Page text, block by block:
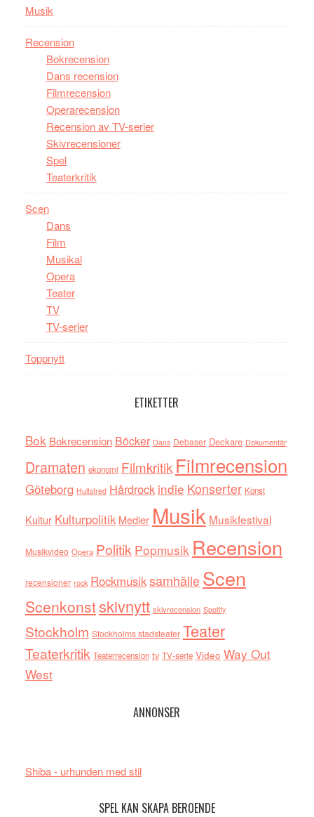
Musik
Recension
Bokrecension
Dans recension
Filmrecension
Operarecension
Recension av TV-serier
Skivrecensioner
Spel
Teaterkritik
Scen
Dans
Film
Musikal
Opera
Teater
TV
TV-serier
Toppnytt
ETIKETTER
Bok Bokrecension Böcker Dans Debaser Deckare Dokumentär
Dramaten ekonomi Filmkritik Filmrecension
Göteborg Hultsfred Hårdrock indie Konserter Konst
Kultur Kulturpolitik Medier Musik Musikfestival
Musikvideo Opera Politik Popmusik Recension
recensioner rock RockmusiksamhälleScen
Scenkonstskivnytt skivrecension Spotify
Stockholm Stockholms stadsteater Teater
Teaterkritik Teaterrecension tv TV-serie Video Way Out
West
ANNONSER
Shiba - urhunden med stil
SPEL KAN SKAPA BEROENDE